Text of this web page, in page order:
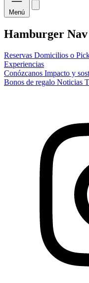
Menú
Hamburger Nav
Reservas Domicilios o
Experiencias
Conózcanos Impacto y
Bonos de regalo Noticias